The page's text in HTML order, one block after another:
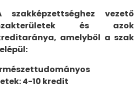
szakképzettséghez vezető
és azok
amelyből a szak
4-10 kredit